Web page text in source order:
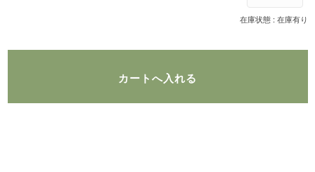
在庫状態 : 在庫有り